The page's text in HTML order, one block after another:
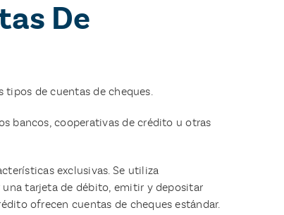
De
de cuentas de cheques.
bancos, cooperativas de crédito u otras
exclusivas. Se utiliza
tarjeta de débito, emitir y depositar
ofrecen cuentas de cheques estándar.